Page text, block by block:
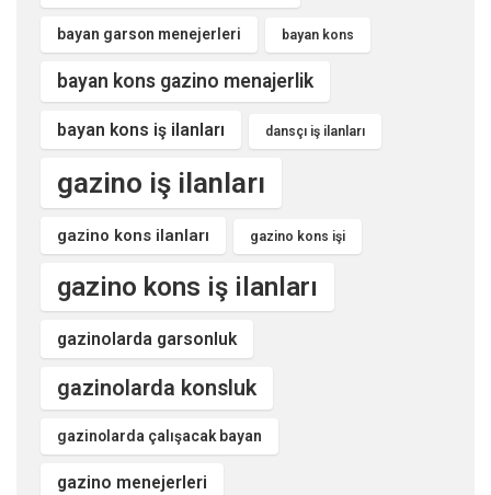
bayan garson menejerleri bayan kons
bayan kons gazino menajerlik
bayan kons iş ilanları dansçı iş ilanları
gazino iş ilanları
gazino kons ilanları gazino kons işi
gazino kons iş ilanları
gazinolarda garsonluk
gazinolarda konsluk
gazinolarda çalışacak bayan
gazino menejerleri